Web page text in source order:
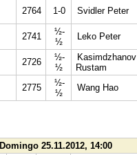
2764 1-0 Svidler Peter
2741
½-
½
Leko Peter
2726
½-
½
Kasimdzhanov
Rustam
2775
½-
½
Wang Hao
Domingo 25.11.2012, 14:00